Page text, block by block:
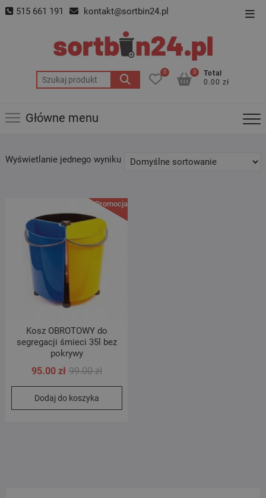
Skip 515 661 191 kontakt@sortbin24.pl
Szukaj:
0
Total
0.00 zł
0
Główne menu
Wyświetlanie jednego wyniku
Promocja!
Kosz OBROTOWY do
segregacji śmieci 35l bez
pokrywy
99.00złPierwotna
cena
99.00 zł.
95.00 zł
Aktualna
cena
95.00 zł.
Dodaj do koszyka